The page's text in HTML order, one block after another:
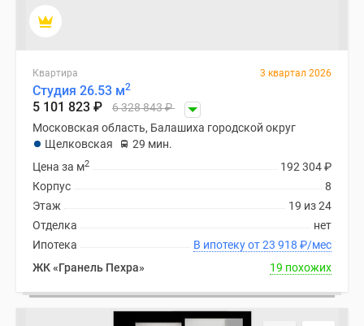
ипотека
#рассрочка
ипотека
скидками
новостроек
Квартира 3 квартал 2026
Студия 26.53 м2
5 101 823 ₽ 6 328 843₽
Московская область, Балашиха городской округ
Щелковская
29 мин.
192 304₽
Цена за м2
8
Корпус
19 из 24
Этаж
нет
Отделка
В ипотеку от 23 918 ₽/мес
Ипотека
ЖК «Гранель Пехра»
19 похожих